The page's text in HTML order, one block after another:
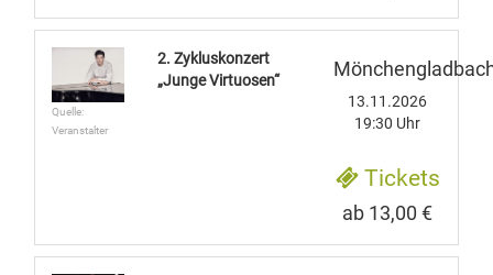
Quelle:
Veranstalter
2. Zykluskonzert
„Junge Virtuosen“
13.11.2026
19:30 Uhr
Tickets
ab 13,00 €